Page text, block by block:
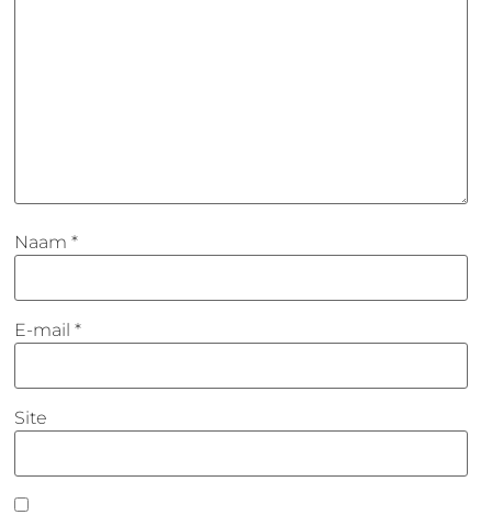
Naam*
E-mail*
Site